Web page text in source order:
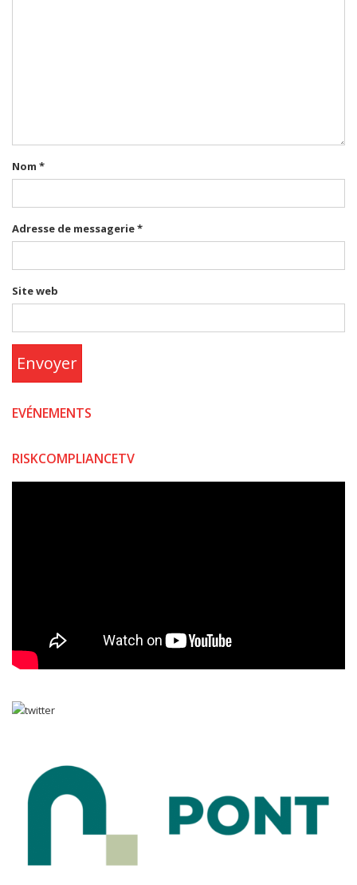
Nom *
Adresse de messagerie*
Site web
Envoyer
EVÉNEMENTS
RISKCOMPLIANCETV